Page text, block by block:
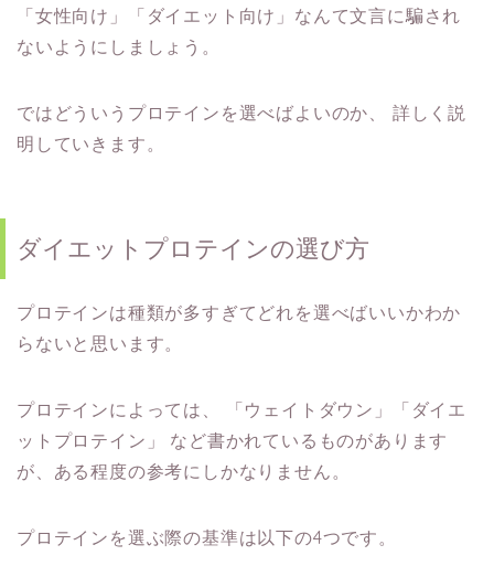
「女性向け」「ダイエット向け」なんて文言に騙され
ないようにしましょう。
ではどういうプロテインを選べばよいのか、
詳しく説
明していきます。
ダイエットプロテインの選び方
プロテインは種類が多すぎてどれを選べばいいかわか
らないと思います。
プロテインによっては、
「ウェイトダウン」「ダイエ
ットプロテイン」
など書かれているものがあります
が、ある程度の参考にしかなりません。
プロテインを選ぶ際の基準は以下の4つです。